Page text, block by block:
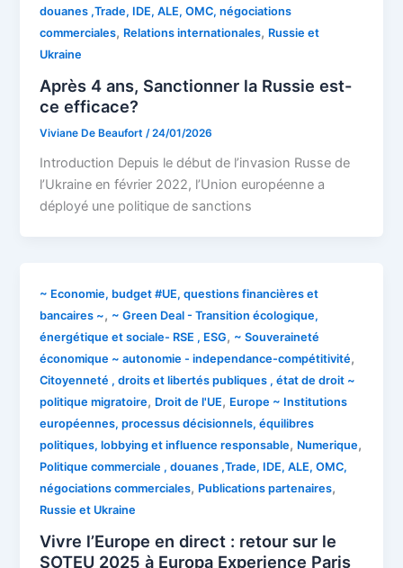
douanes ,Trade, IDE, ALE, OMC, négociations
commerciales, Relations internationales, Russie et
Ukraine
Après 4 ans, Sanctionner la Russie est-
ce efficace?
Viviane De Beaufort/24/01/2026
Introduction Depuis le début de l’invasion Russe de
l’Ukraine en février 2022, l’Union européenne a
déployé une politique de sanctions
~ Economie, budget #UE, questions financières et
bancaires ~, ~ Green Deal - Transition écologique,
énergétique et sociale- RSE , ESG, ~ Souveraineté
économique ~ autonomie - independance-compétitivité,
Citoyenneté , droits et libertés publiques , état de droit ~
politique migratoire, Droit de l'UE, Europe ~ Institutions
européennes, processus décisionnels, équilibres
politiques, lobbying et influence responsable, Numerique,
Politique commerciale , douanes ,Trade, IDE, ALE, OMC,
négociations commerciales, Publications partenaires,
Russie et Ukraine
Vivre l’Europe en direct : retour sur le
SOTEU 2025 à Europa Experience Paris